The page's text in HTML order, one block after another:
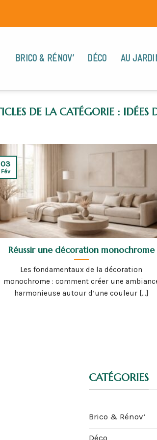
BRICO & RÉNOV’ DÉCO AU
IDÉES
Réussir une décoration monochrome
Les fondamentaux de la décoration
monochrome : comment créer une
harmonieuse autour d’une couleur [...]
03
Fév
CATÉGORIES
Brico & Rénov’
Déco